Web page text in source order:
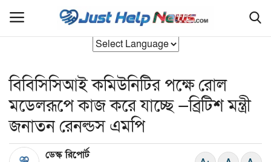
হোম
বাংলাদেশ
যুক্তরাজ‍্য
বিবিসিসিআই কমিউনিটির পক্ষে রোল
মডেলরূপে কাজ করে যাচ্ছে —ব্রিটিশ মন্ত্রী
জনাতন রেনল্ডস এমপি
ডেস্ক রিপোর্ট